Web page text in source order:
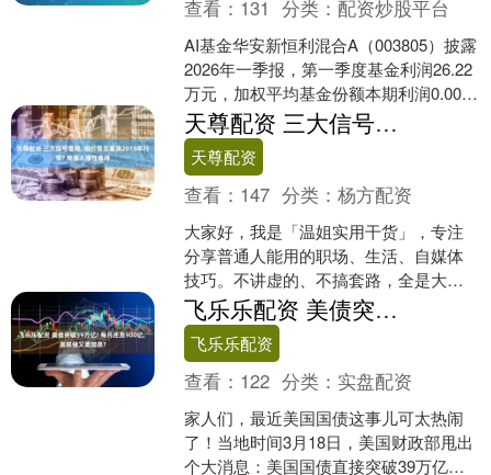
查看： 131 分类：配资炒股平台
AI基金华安新恒利混合A（003805）披露
2026年一季报，第一季度基金利润26.22
万元，加权平均基金份额本期利润0.0096
元。报告期内，基金净值增长率为....
天尊配资 三大信号显现, 铜价是否重演2019年行情? 普通人理性看待
天尊配资
查看： 147 分类：杨方配资
大家好，我是「温姐实用干货」，专注
分享普通人能用的职场、生活、自媒体
技巧。不讲虚的、不搞套路，全是大白
话、能落地的真东西，关注我，少走弯
路，稳稳变好。 最近做五....
飞乐乐配资 美债突破39万亿! 每月还息900亿, 美联储又要加息?
飞乐乐配资
查看： 122 分类： 实盘配资
家人们，最近美国国债这事儿可太热闹
了！当地时间3月18日，美国财政部甩出
个大消息：美国国债直接突破39万亿美